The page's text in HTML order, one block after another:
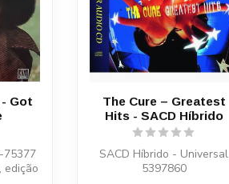
Got
75377
edição
The Cure – Greatest
Hits - SACD Híbrido
SACD Híbrido - Universal
5397860